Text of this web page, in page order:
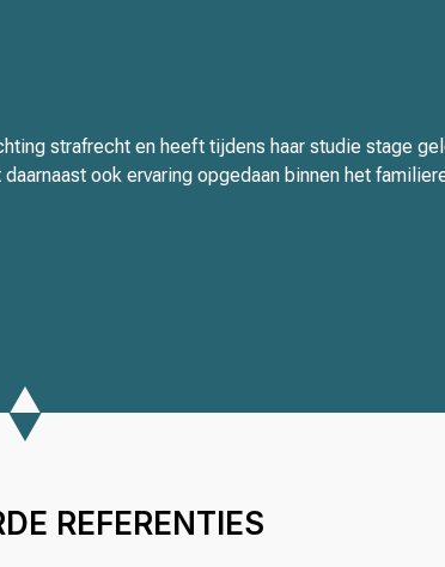
strafrecht en heeft tijdens haar studie stage
ook ervaring opgedaan binnen het
REFERENTIES